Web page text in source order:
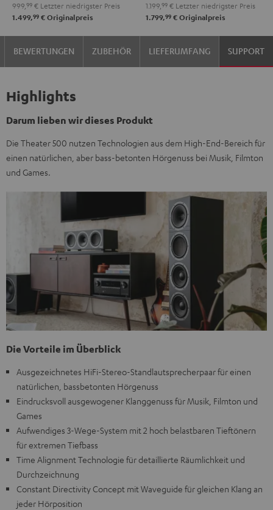
999, 99 € Letzter niedrigster Preis
1.499,99 € Originalpreis
Schwarz
1.199, 99 € Letzter niedrigster Preis
1.799,99 € Originalpreis
BEWERTUNGEN ZUBEHÖR LIEFERUMFANG SUPPORT
Highlights
Darum lieben wir dieses Produkt
Die Theater 500 nutzen Technologien aus dem High-End-Bereich für
einen natürlichen, aber bass-betonten Hörgenuss bei Musik, Filmton
und Games.
Die Vorteile im Überblick
Ausgezeichnetes HiFi-Stereo-Standlautsprecherpaar für einen
natürlichen, bassbetonten Hörgenuss
Eindrucksvoll ausgewogener Klanggenuss für Musik, Filmton und
Games
Aufwendiges 3-Wege-System mit 2 hoch belastbaren Tieftönern
für extremen Tiefbass
Time Alignment Technologie für detaillierte Räumlichkeit und
Durchzeichnung
Constant Directivity Concept mit Waveguide für gleichen Klang an
jeder Hörposition